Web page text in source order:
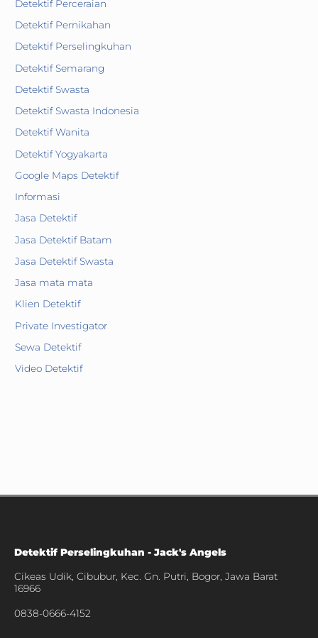
Detektif Perceraian
Detektif Pernikahan
Detektif Perselingkuhan
Detektif Semarang
Detektif Swasta
Detektif Swasta Indonesia
Detektif Wanita
Detektif Yogyakarta
Google Maps Detektif
Informasi
Jasa Detektif
Jasa Detektif Batam
Jasa Detektif Swasta
Jasa mata mata
Klien Detektif
Private Investigator
Sewa Detektif
Video Detektif
Detektif Perselingkuhan - Jack's Angels
Cikeas Udik, Cibubur, Kec. Gn. Putri, Bogor, Jawa Barat
16966
0838-0666-4152